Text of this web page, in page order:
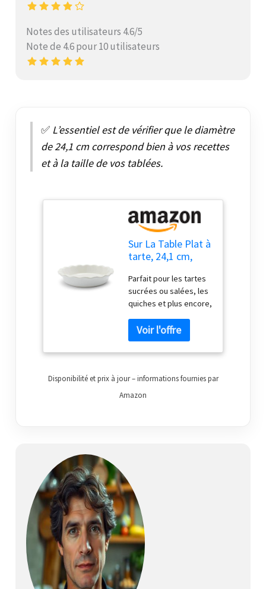
Notes des utilisateurs 4.6/5
Note de 4.6 pour 10 utilisateurs
✅ L’essentiel est de vérifier que le diamètre
de 24,1 cm correspond bien à vos recettes
et à la taille de vos tablées.
Sur La Table Plat à
tarte, 24,1 cm,
Parfait pour les tartes
sucrées ou salées, les
quiches et plus encore,
classique offre un
chauffage doux et
uniforme pour
chaque fois Faire une
contre les dommages
causés par les
ustensiles, les taches
et l'absorption des
odeurs Passe sans
effort du congélateur
au four à la table et fait
un beau plat de service
Disponibilité et prix à jour – informations fournies par
Amazon